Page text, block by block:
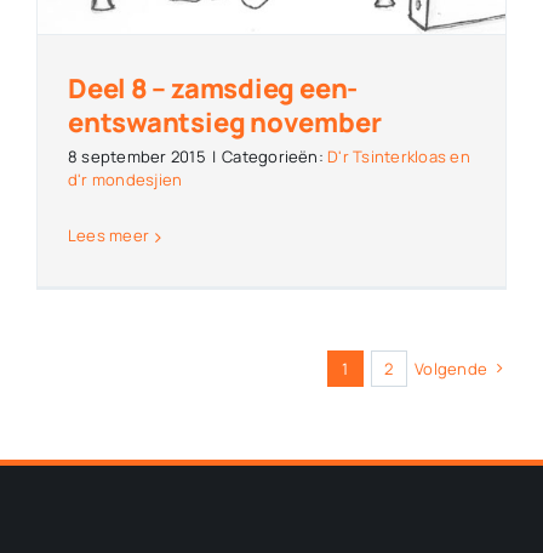
Deel 8 – zamsdieg een-
entswantsieg november
8 september 2015 | Categorieën: D'r Tsinterkloas en
d'r mondesjien
Lees meer
1 2 Volgende